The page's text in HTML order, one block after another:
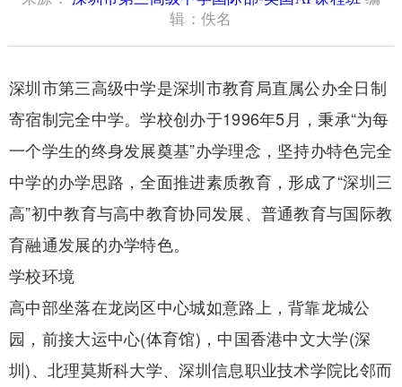
辑：佚名
深圳市第三高级中学是深圳市教育局直属公办全日制
寄宿制完全中学。学校创办于1996年5月，秉承“为每
一个学生的终身发展奠基”办学理念，坚持办特色完全
中学的办学思路，全面推进素质教育，形成了“深圳三
高”初中教育与高中教育协同发展、普通教育与国际教
育融通发展的办学特色。
学校环境
高中部坐落在龙岗区中心城如意路上，背靠龙城公
园，前接大运中心(体育馆)，中国香港中文大学(深
圳)、北理莫斯科大学、深圳信息职业技术学院比邻而